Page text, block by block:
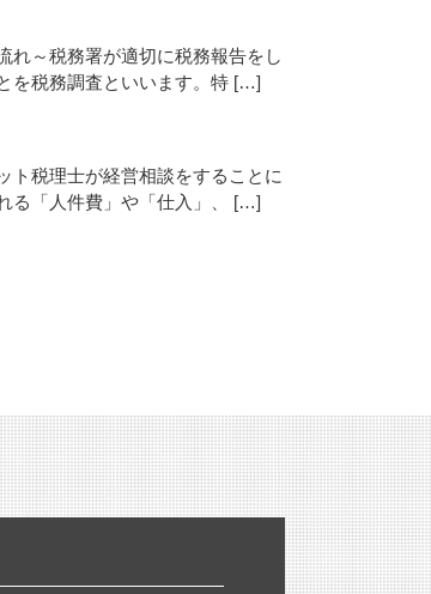
れ～税務署が適切に税務報告をし
を税務調査といいます。特 […]
ト税理士が経営相談をすることに
る「人件費」や「仕入」、 […]